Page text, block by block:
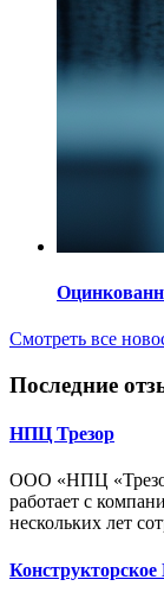
Смотреть все
Последние
НПЦ Трезор
ООО «НПЦ
работает с
нескольких лет